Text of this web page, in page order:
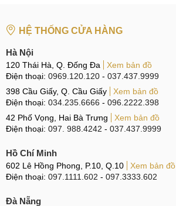
HỆ THỐNG CỬA HÀNG
Hà Nội
120 Thái Hà, Q. Đống Đa
Xem bản đồ
Điện thoại: 0969.120.120 - 037.437.9999
398 Cầu Giấy, Q. Cầu Giấy
Xem bản đồ
Điện thoại: 034.235.6666 - 096.2222.398
42 Phố Vọng, Hai Bà Trưng
Xem bản đồ
Điện thoại: 097. 988.4242 - 037.437.9999
Hồ Chí Minh
602 Lê Hồng Phong, P.10, Q.10
Xem bản đồ
Điện thoại: 097.1111.602 - 097.3333.602
Đà Nẵng